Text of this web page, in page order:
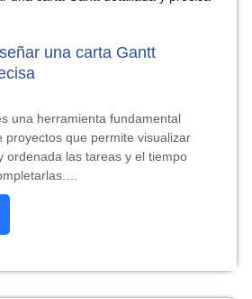
una carta Gantt
una herramienta fundamental
proyectos que permite visualizar
ordenada las tareas y el tiempo